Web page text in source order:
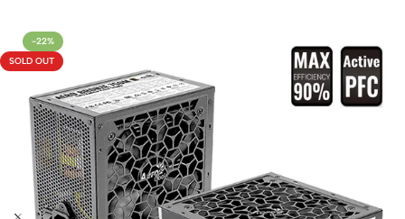
-22%
SOLD OUT